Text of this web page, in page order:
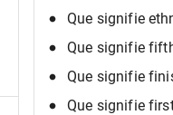
Que signifie
Que signifie
Que signifie
Que signifie